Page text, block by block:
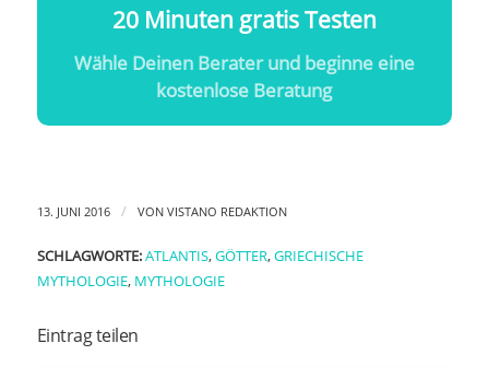
20 Minuten gratis Testen
Wähle Deinen Berater und beginne eine
kostenlose Beratung
13. JUNI 2016 / VON VISTANO REDAKTION
SCHLAGWORTE: ATLANTIS,GÖTTER,GRIECHISCHE
MYTHOLOGIE, MYTHOLOGIE
Eintrag teilen